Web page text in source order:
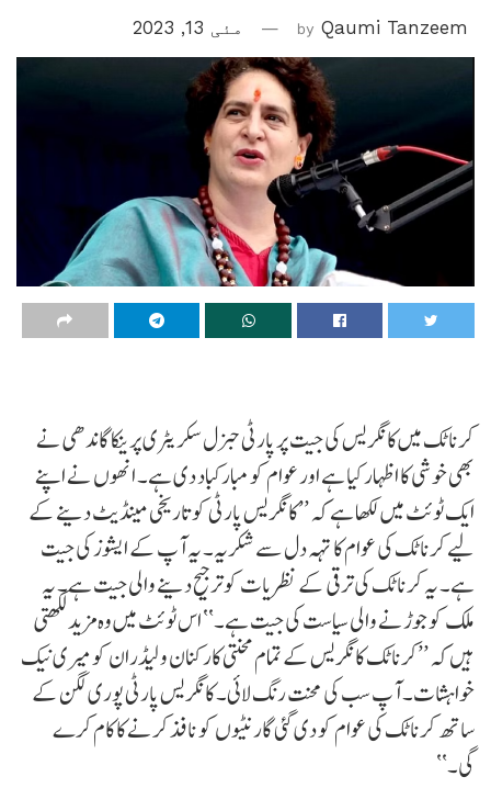
by Qaumi Tanzeem مئی 13, 2023
کرناٹک میں کانگریس کی جیت پر پارٹی جنرل سکریٹری پرینکا گاندھی نے
بھی خوشی کا اظہار کیا ہے اور عوام کو مبارکباد دی ہے۔ انھوں نے اپنے
ایک ٹوئٹ میں لکھا ہے کہ ’’کانگریس پارٹی کو تاریخی مینڈیٹ دینے کے
لیے کرناٹک کی عوام کا تہہ دل سے شکریہ۔ یہ آپ کے ایشوز کی جیت
ہے۔ یہ کرناٹک کی ترقی کے نظریات کو ترجیح دینے والی جیت ہے۔ یہ
ملک کو جوڑنے والی سیاست کی جیت ہے۔‘‘ اس ٹوئٹ میں وہ مزید لکھتی
ہیں کہ ’’کرناٹک کانگریس کے تمام محنتی کارکنان و لیڈران کو میری نیک
خواہشات۔ آپ سب کی محنت رنگ لائی۔ کانگریس پارٹی پوری لگن کے
ساتھ کرناٹک کی عوام کو دی گئی گارنٹیوں کو نافذ کرنے کا کام کرے
گی۔‘‘